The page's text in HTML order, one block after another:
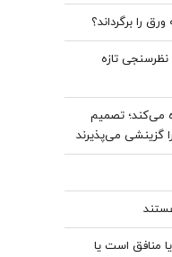
را برگرداند؟
نظرسنجی تازه
می‌کند؛ تصمیم
می‌پذیرند
منافق است یا